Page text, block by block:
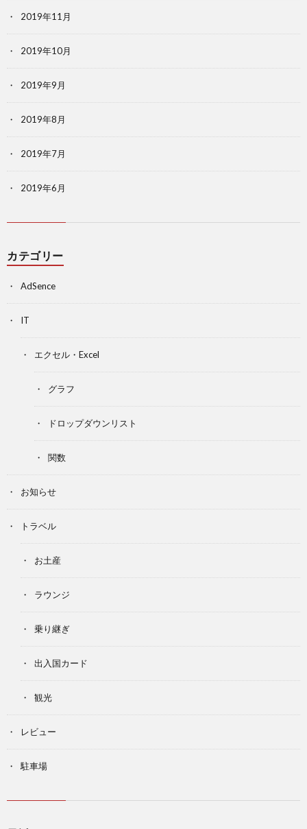
2019年11月
2019年10月
2019年9月
2019年8月
2019年7月
2019年6月
カテゴリー
AdSence
IT
エクセル・Excel
グラフ
ドロップダウンリスト
関数
お知らせ
トラベル
お土産
ラウンジ
乗り継ぎ
出入国カード
観光
レビュー
駐車場